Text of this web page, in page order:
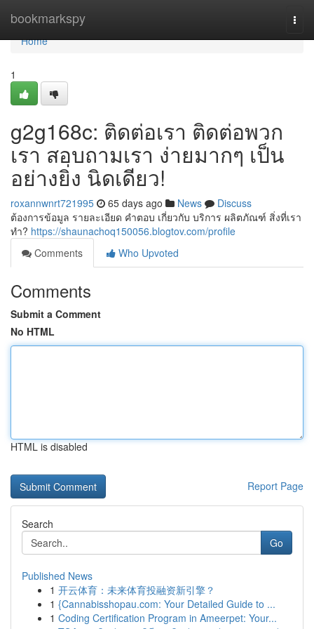
bookmarkspy
Home
Home
1
g2g168c: ติดต่อเรา ติดต่อพวก
เรา สอบถามเรา ง่ายมากๆ เป็น
อย่างยิ่ง นิดเดียว!
roxannwnrt721995 65 days ago News
Discuss
ต้องการข้อมูล รายละเอียด คำตอบ เกี่ยวกับ บริการ ผลิตภัณฑ์ สิ่งที่เรา
ทำ? https://shaunachoq150056.blogtov.com/profile
Comments
Who Upvoted
Comments
Submit a Comment
No HTML
HTML is disabled
Report Page
Search
Go
Published News
1 开云体育：未来体育投融资新引擎？
1 {Cannabisshopau.com: Your Detailed Guide to ...
1 Coding Certification Program in Ameerpet: Your...